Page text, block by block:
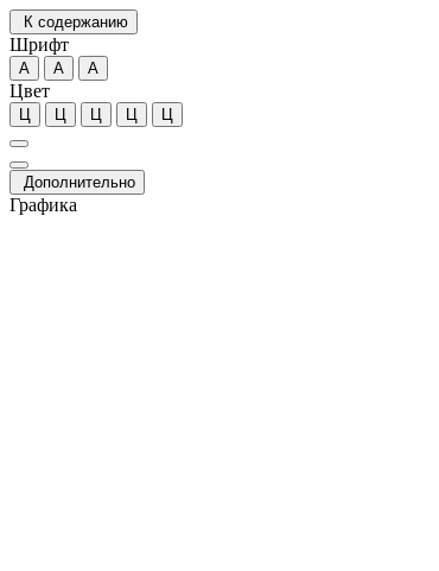
К содержанию
Шрифт
А А А
Цвет
Ц Ц Ц Ц Ц
Дополнительно
Графика